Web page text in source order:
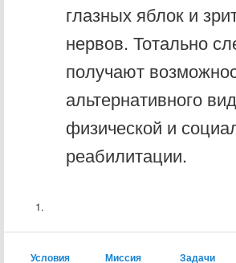
глазных яблок и
нервов. Тотально
получают
альтернативного
физической и
реабилитации.
Условия Миссия Задачи